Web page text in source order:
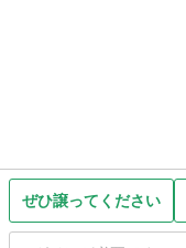
ぜひ譲ってください